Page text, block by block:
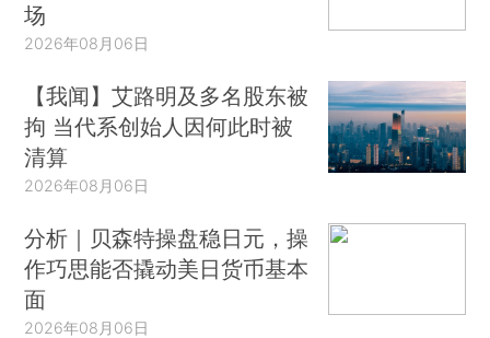
场
2026年08月06日
【我闻】艾路明及多名股东被
拘 当代系创始人因何此时被
清算
2026年08月06日
分析｜贝森特操盘稳日元，操
作巧思能否撬动美日货币基本
面
2026年08月06日